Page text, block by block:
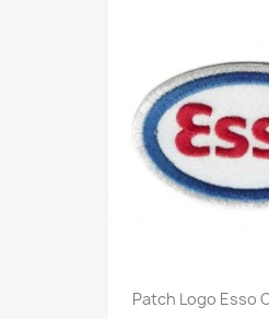
Patch Logo Esso